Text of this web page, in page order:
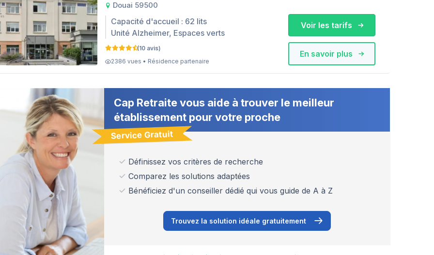
Douai 59500
Capacité d'accueil : 62 lits
Unité Alzheimer, Espaces verts
(10 avis)
2386 vues • Résidence partenaire
En savoir plus
Voir les tarifs
Cap Retraite vous aide à trouver le meilleur
établissement pour votre proche
Service Gratuit
Définissez vos critères de recherche
Comparez les solutions adaptées
Bénéficiez d'un conseiller dédié qui vous guide de A à Z
Trouvez la solution idéale gratuitement